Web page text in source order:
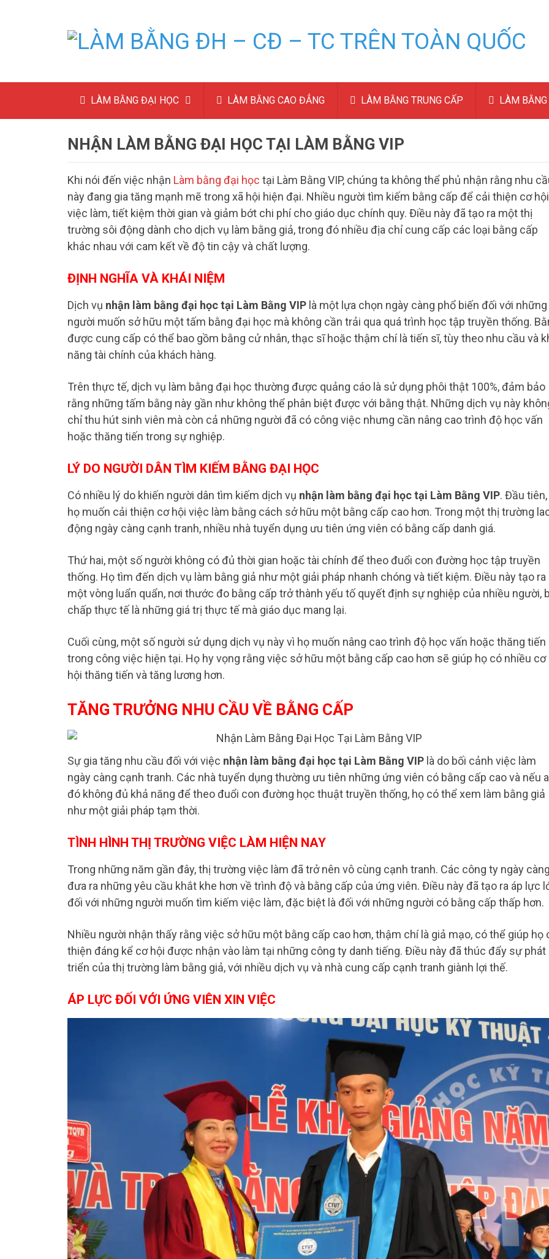
LÀM BẰNG ĐẠI HỌC LÀM BẰNG CAO ĐẲNG LÀM BẰNG TRUNG CẤP LÀM
NHẬN LÀM BẰNG ĐẠI HỌC TẠI LÀM BẰNG VIP
Khi nói đến việc nhận Làm bằng đại học tại Làm Bằng VIP, chúng ta không thể phủ nhận rằng nhu
này đang gia tăng mạnh mẽ trong xã hội hiện đại. Nhiều người tìm kiếm bằng cấp để cải thiện cơ hội
việc làm, tiết kiệm thời gian và giảm bớt chi phí cho giáo dục chính quy. Điều này đã tạo ra một thị
trường sôi động dành cho dịch vụ làm bằng giả, trong đó nhiều địa chỉ cung cấp các loại bằng cấp
khác nhau với cam kết về độ tin cậy và chất lượng.
ĐỊNH NGHĨA VÀ KHÁI NIỆM
Dịch vụ nhận làm bằng đại học tại Làm Bằng VIP là một lựa chọn ngày càng phổ biến đối với những
người muốn sở hữu một tấm bằng đại học mà không cần trải qua quá trình học tập truyền thống.
được cung cấp có thể bao gồm bằng cử nhân, thạc sĩ hoặc thậm chí là tiến sĩ, tùy theo nhu cầu và
năng tài chính của khách hàng.
Trên thực tế, dịch vụ làm bằng đại học thường được quảng cáo là sử dụng phôi thật 100%, đảm bảo
rằng những tấm bằng này gần như không thể phân biệt được với bằng thật. Những dịch vụ này
chỉ thu hút sinh viên mà còn cả những người đã có công việc nhưng cần nâng cao trình độ học vấn
hoặc thăng tiến trong sự nghiệp.
LÝ DO NGƯỜI DÂN TÌM KIẾM BẰNG ĐẠI HỌC
Có nhiều lý do khiến người dân tìm kiếm dịch vụ nhận làm bằng đại học tại Làm Bằng VIP. Đầu tiên,
họ muốn cải thiện cơ hội việc làm bằng cách sở hữu một bằng cấp cao hơn. Trong một thị trường
động ngày càng cạnh tranh, nhiều nhà tuyển dụng ưu tiên ứng viên có bằng cấp danh giá.
Thứ hai, một số người không có đủ thời gian hoặc tài chính để theo đuổi con đường học tập truyền
thống. Họ tìm đến dịch vụ làm bằng giả như một giải pháp nhanh chóng và tiết kiệm. Điều này tạo ra
một vòng luẩn quẩn, nơi thước đo bằng cấp trở thành yếu tố quyết định sự nghiệp của nhiều người,
chấp thực tế là những giá trị thực tế mà giáo dục mang lại.
Cuối cùng, một số người sử dụng dịch vụ này vì họ muốn nâng cao trình độ học vấn hoặc thăng tiến
trong công việc hiện tại. Họ hy vọng rằng việc sở hữu một bằng cấp cao hơn sẽ giúp họ có nhiều cơ
hội thăng tiến và tăng lương hơn.
TĂNG TRƯỞNG NHU CẦU VỀ BẰNG CẤP
Sự gia tăng nhu cầu đối với việc nhận làm bằng đại học tại Làm Bằng VIP là do bối cảnh việc làm
ngày càng cạnh tranh. Các nhà tuyển dụng thường ưu tiên những ứng viên có bằng cấp cao và nếu
đó không đủ khả năng để theo đuổi con đường học thuật truyền thống, họ có thể xem làm bằng giả
như một giải pháp tạm thời.
TÌNH HÌNH THỊ TRƯỜNG VIỆC LÀM HIỆN NAY
Trong những năm gần đây, thị trường việc làm đã trở nên vô cùng cạnh tranh. Các công ty ngày càng
đưa ra những yêu cầu khắt khe hơn về trình độ và bằng cấp của ứng viên. Điều này đã tạo ra áp lực
đối với những người muốn tìm kiếm việc làm, đặc biệt là đối với những người có bằng cấp thấp hơn.
Nhiều người nhận thấy rằng việc sở hữu một bằng cấp cao hơn, thậm chí là giả mạo, có thể giúp họ
thiện đáng kể cơ hội được nhận vào làm tại những công ty danh tiếng. Điều này đã thúc đẩy sự phát
triển của thị trường làm bằng giả, với nhiều dịch vụ và nhà cung cấp cạnh tranh giành lợi thế.
ÁP LỰC ĐỐI VỚI ỨNG VIÊN XIN VIỆC